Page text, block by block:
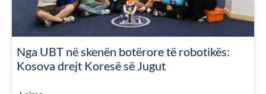
Nga UBT në skenën botërore të robotikës:
Kosova drejt Koresë së Jugut